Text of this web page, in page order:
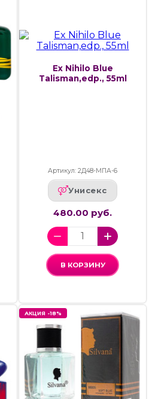
Ex Nihilo Blue
Talisman,edp., 55ml
Артикул: 2Д48-МПА-6
Унисекс
480.00 руб.
В КОРЗИНУ
АКЦИЯ -18%